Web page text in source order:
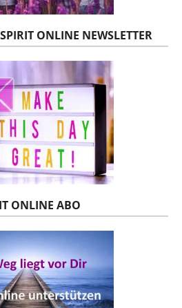
ONLINE NEWSLETTER
ONLINE ABO